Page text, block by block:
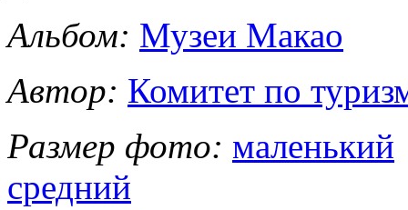
Альбом: Музеи Макао
Автор: Комитет по
Размер фото: маленький
средний